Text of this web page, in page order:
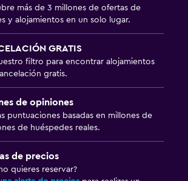
más de 3 millones de ofertas de
y alojamientos en un solo lugar.
GRATIS
filtro para encontrar alojamientos
gratis.
de opiniones
puntuaciones basadas en millones de
de huéspedes reales.
de precios
quieres reservar?